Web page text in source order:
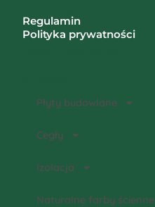
Płyty budowlane
Cegły
Izolacja
Naturalne farby ścienne
Regulamin
Polityka prywatności